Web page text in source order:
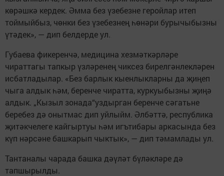
көрәшкә кердек. Әмма без үзебезне геройлар итеп
тоймыйбыз, чөнки без үзебезнең һөнәри бурычыбызны
үтәдек», — дип белдерде ул.
Губаева фикеренчә, медицина хезмәткәрләре
чираттагы тапкыр үзләренең чиксез бирелгәнлекләрен
исбатладылар. «Без барлык кыенлыкларны да җиңеп
чыга алдык һәм, беренче чиратта, куркуыбызны җиңә
алдык. „Кызыл зонада“уздырган беренче сәгатьне
беребез дә онытмас дип уйлыйм. Әлбәттә, республика
җитәкчелеге кайгыртуы һәм игътибары аркасында без
күп нәрсәне башкарып чыктык», — дип тәмамлады ул.
Тантаналы чарада башка дәүләт бүләкләре дә
тапшырылды.